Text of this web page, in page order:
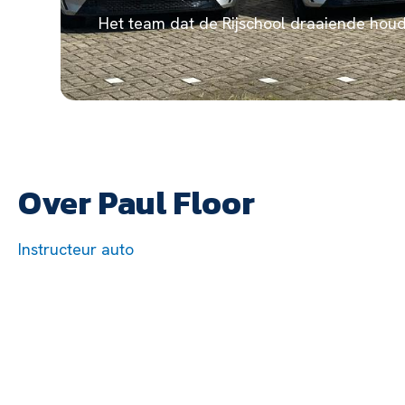
Het team dat de Rijschool draaiende
Over Paul Floor
Instructeur auto